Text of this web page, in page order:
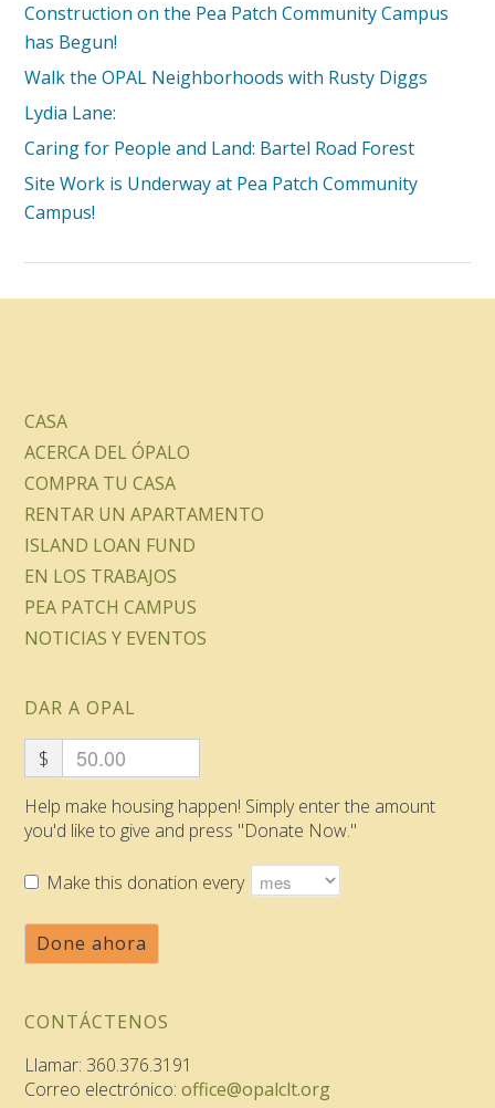
Construction on the Pea Patch Community Campus
has Begun!
Walk the OPAL Neighborhoods with Rusty Diggs
Lydia Lane:
Caring for People and Land: Bartel Road Forest
Site Work is Underway at Pea Patch Community
Campus!
CASA
ACERCA DEL ÓPALO
COMPRA TU CASA
RENTAR UN APARTAMENTO
ISLAND LOAN FUND
EN LOS TRABAJOS
PEA PATCH CAMPUS
NOTICIAS Y EVENTOS
DAR A OPAL
$
Help make housing happen! Simply enter the amount
you'd like to give and press "Donate Now."
Make this donation every
Done ahora
CONTÁCTENOS
Llamar: 360.376.3191
Correo electrónico:office@opalclt.org